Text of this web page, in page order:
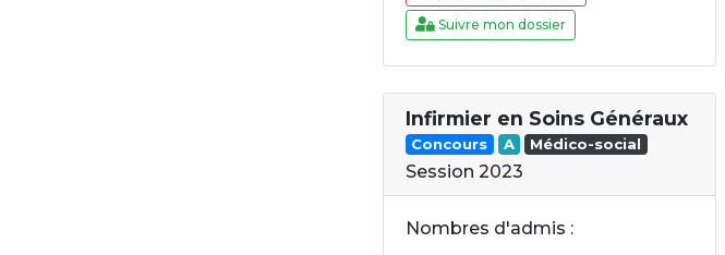
Suivre mon dossier
Infirmier en Soins Généraux
Concours A Médico-social
Session 2023
Nombres d'admis :